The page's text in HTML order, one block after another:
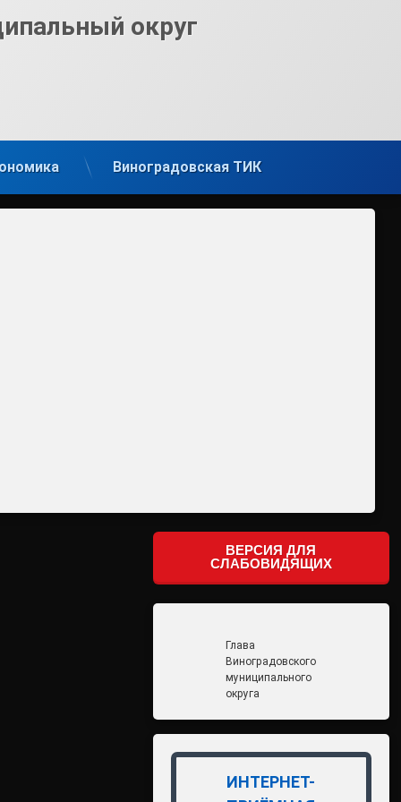
округ
Виноградовская ТИК
ВЕРСИЯ ДЛЯ
СЛАБОВИДЯЩИХ
Глава
Виноградовского
муниципального
округа
ИНТЕРНЕТ-